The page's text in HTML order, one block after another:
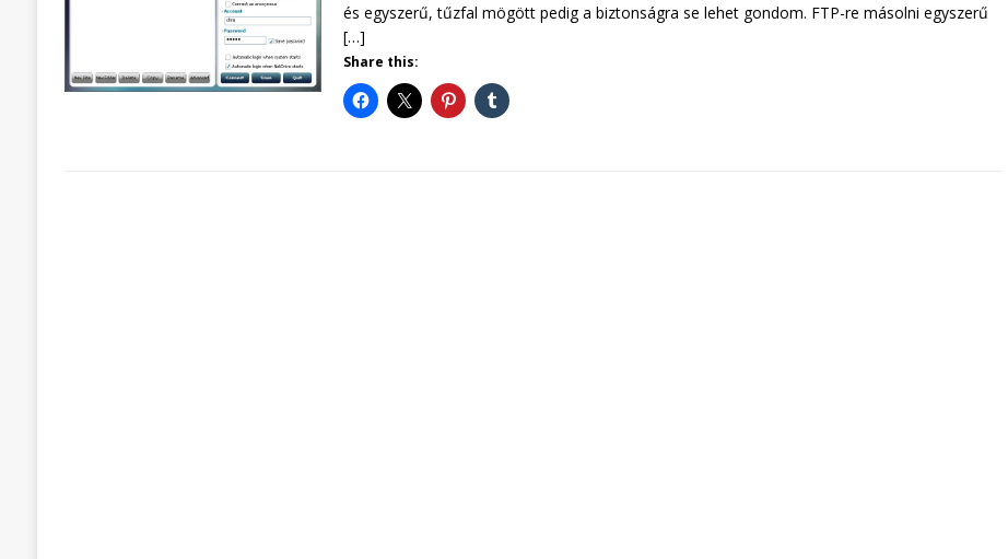
és egyszerű, tűzfal mögött pedig a biztonságra se lehet gondom. FTP-re másolni egyszerű
[…]
Share this: